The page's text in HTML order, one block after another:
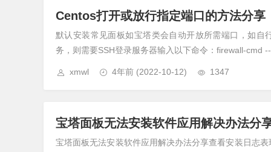
Centos打开或放行指定端口的方法分享
默认安装常见面板如宝塔类会自动开放所需端口，如
务，则需要SSH登录服务器输入以下命令：firewall-
xmwl 4年前 (2022-10-12) 1347
宝塔面板无法安装软件应用解决办法分
宝塔面板无法安装软件应用解决办法分享查看安装日志